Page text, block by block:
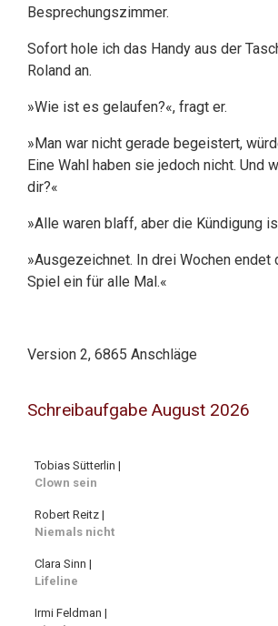
Besprechungszimmer.
Sofort hole ich das Handy aus der
Roland an.
»Wie ist es gelaufen?«, fragt er.
»Man war nicht gerade begeistert,
Eine Wahl haben sie jedoch nicht. Und
dir?«
»Alle waren blaff, aber die Kündigung
»Ausgezeichnet. In drei Wochen
Spiel ein für alle Mal.«
Version 2, 6865 Anschläge
Schreibaufgabe August 2026
Tobias Sütterlin |
Clown sein
Robert Reitz |
Niemals nicht
Clara Sinn |
Lifeline
Irmi Feldman |